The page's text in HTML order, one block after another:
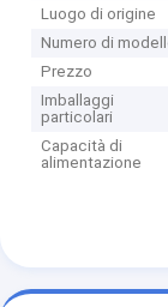
Luogo di origine
Numero di
Prezzo
Imballaggi
particolari
Capacità di
alimentazione